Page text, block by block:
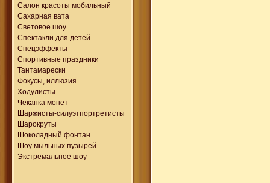
Салон красоты мобильный
Сахарная вата
Световое шоу
Спектакли для детей
Спецэффекты
Спортивные праздники
Тантамарески
Фокусы, иллюзия
Ходулисты
Чеканка монет
Шаржисты-силуэтпортретисты
Шарокруты
Шоколадный фонтан
Шоу мыльных пузырей
Экстремальное шоу